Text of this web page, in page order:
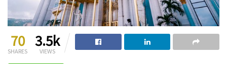
70
SHARES
3.5k
VIEWS